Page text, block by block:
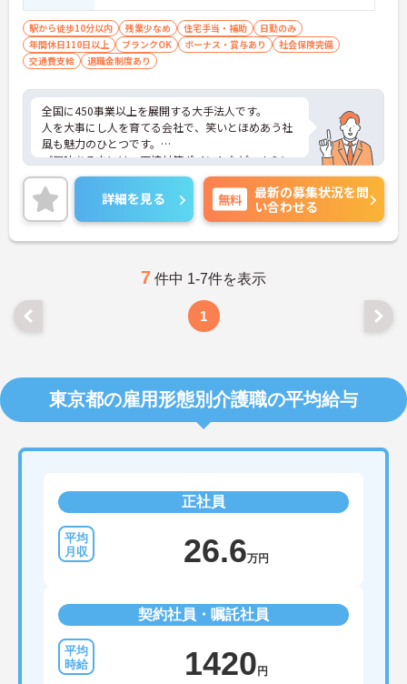
駅から徒歩10分以内 残業少なめ 住宅手当・補助
日勤のみ
年間休日110日以上
ブランクOK ボーナス・賞与あり
社会保険完備
交通費支給
退職金制度あり
全国に450事業以上を展開する大手法人です。
人を大事にし人を育てる会社で、笑いとほめあう社
風も魅力のひとつです。
ご興味ある方には、面接対策ポイントなど、さらに
詳細をお話しいたしますのでお気軽にご相談くださ
い！
詳細を見る 無料
最新の募集状況を問
い合わせる
7 件中 1-7件を表示
1
東京都の雇用形態別介護職の平均給与
正社員
26.6万円
契約社員・嘱託社員
1420 円